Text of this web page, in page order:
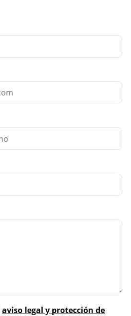
aviso legal y protección de